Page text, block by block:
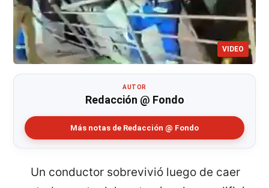
VIDEO
AUTOR
Redacción @ Fondo
Más notas de Redacción @ Fondo
Un conductor sobrevivió luego de caer